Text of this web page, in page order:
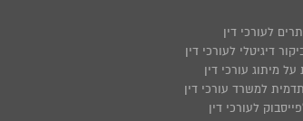
לעורכי דין
דיגיטלי לעורכי דין
מיתוג עורכי דין
למשרד עורכי דין
לעורכי דין